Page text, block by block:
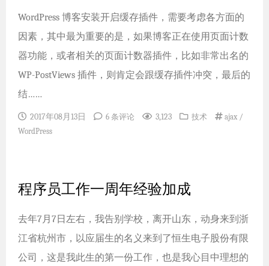
WordPress 博客安装开启缓存插件，需要考虑各方面的
因素，其中最为重要的是，如果博客正在使用页面计数
器功能，或者相关的页面计数器插件，比如非常出名的
WP-PostViews 插件，则肯定会跟缓存插件冲突，最后的
结……
2017年08月13日 6 条评论 3,123 技术 ajax /
WordPress
程序员工作一周年经验加成
去年7月7日左右，我告别学校，离开山东，动身来到浙
江省杭州市，以应届生的名义来到了恒生电子股份有限
公司，这是我此生的第一份工作，也是我心目中理想的